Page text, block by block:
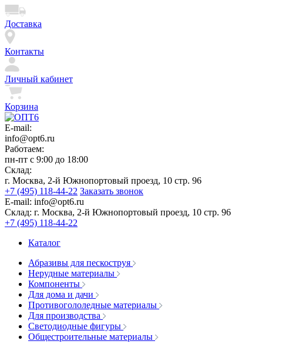
Доставка
Контакты
Личный кабинет
Корзина
E-mail:
info@opt6.ru
Работаем:
пн-пт с 9:00 до 18:00
Склад:
г. Москва, 2-й Южнопортовый проезд, 10 стр. 96
+7 (495) 118-44-22 Заказать звонок
E-mail: info@opt6.ru
Склад: г. Москва, 2-й Южнопортовый проезд, 10 стр. 96
+7 (495) 118-44-22
Каталог
Абразивы для пескоструя
Нерудные материалы
Компоненты
Для дома и дачи
Противогололедные материалы
Для производства
Светодиодные фигуры
Общестроительные материалы